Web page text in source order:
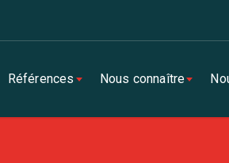
Références Nous connaître